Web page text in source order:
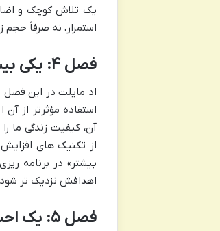
یک تلاش کوچک و
استمرار، نه صرفاً
فصل ۴: یکی بیشتر و پنج اصل مدیریت زمان – زمان، گران بهاترین دارایی شما
اد مایلت در این فصل
استفاده مؤثرتر از
آن، کیفیت زندگی ما
از تکنیک های
بیشتر» در برنامه
اهدافش نزدیک تر
فصل ۵: یک احساس بیشتر – کیفیت زندگی شما، کیفیت احساسات شماست